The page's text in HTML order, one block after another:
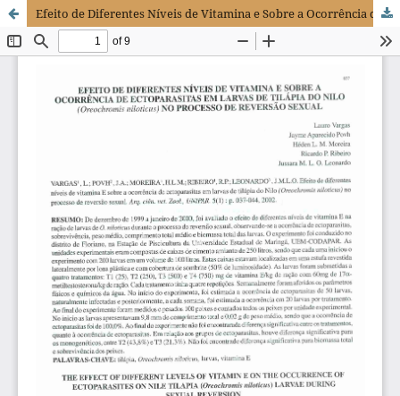
Efeito de Diferentes Níveis de Vitamina e Sobre a Ocorrência de Ectoparasitas em Larvas de Tilápia do Nilo (Oreochromis niloticus) no Processo de Reversão Sexual